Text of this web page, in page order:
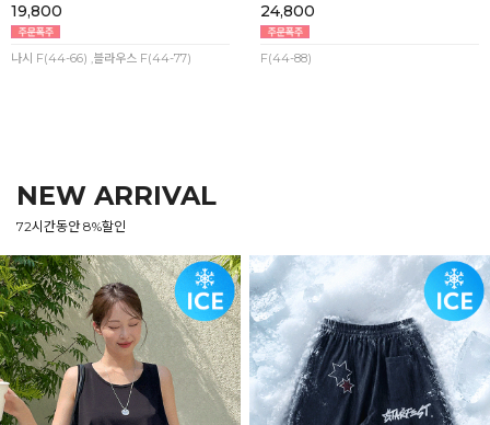
19,800
나시 F(44-66) ,블라우스 F(44-77)
24,800
F(44-88)
NEW ARRIVAL
72시간동안 8%할인